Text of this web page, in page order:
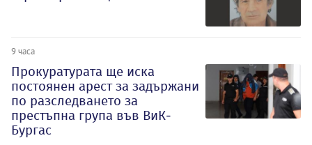
9 часа
Прокуратурата ще иска
постоянен арест за задържани
по разследването за
престъпна група във ВиК-
Бургас